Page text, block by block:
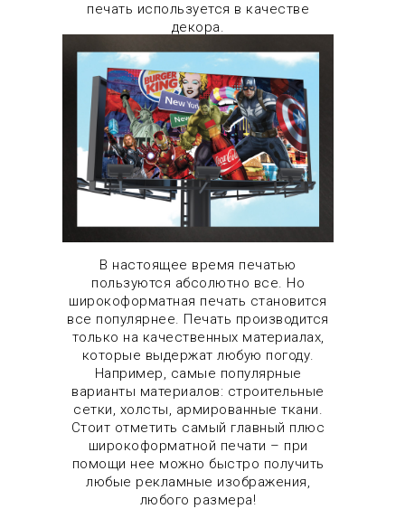
печать используется в качестве
декора.
В настоящее время печатью
пользуются абсолютно все. Но
широкоформатная печать становится
все популярнее. Печать производится
только на качественных материалах,
которые выдержат любую погоду.
Например, самые популярные
варианты материалов: строительные
сетки, холсты, армированные ткани.
Стоит отметить самый главный плюс
широкоформатной печати – при
помощи нее можно быстро получить
любые рекламные изображения,
любого размера!